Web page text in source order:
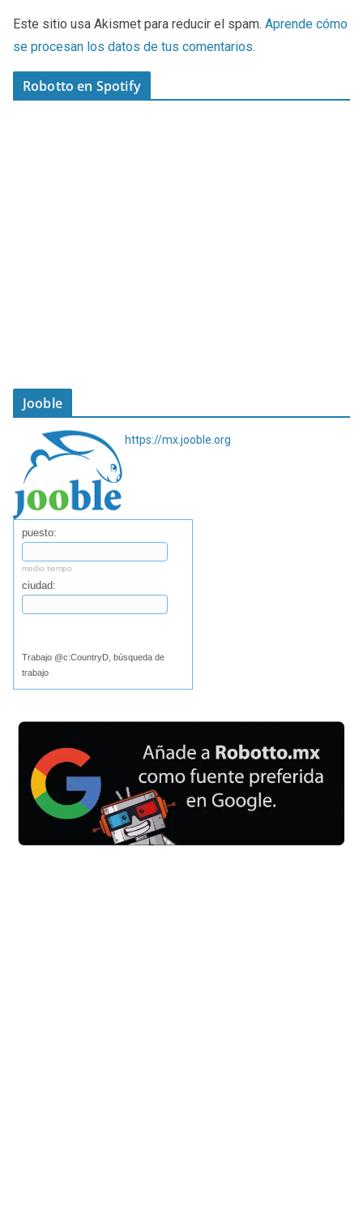
Este sitio usa Akismet para reducir el spam. Aprende cómo
se procesan los datos de tus comentarios.
Robotto en Spotify
Jooble
https://mx.jooble.org
puesto:
medio tiempo
ciudad:
Trabajo @c:CountryD, búsqueda de
trabajo